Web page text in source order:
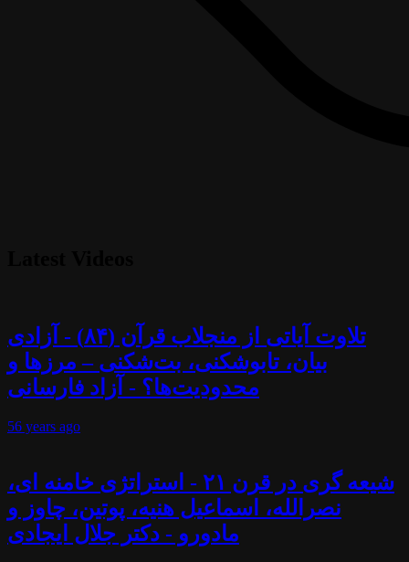
تلاوت آیاتی از منجلاب قرآن (۸۴) - آزادی
بیان، تابوشکنی، بت‌شکنی – مرزها و
محدودیت‌ها؟ - آزاد فارسانی
56 years ago
شیعه گری در قرن ۲۱ - استراتژی خامنه ای،
نصرالله، اسماعیل هنیه، پوتین، چاوز و
مادورو - دکتر جلال ایجادی